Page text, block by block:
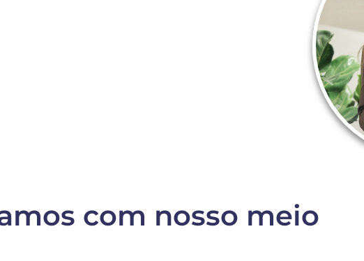
com nosso meio